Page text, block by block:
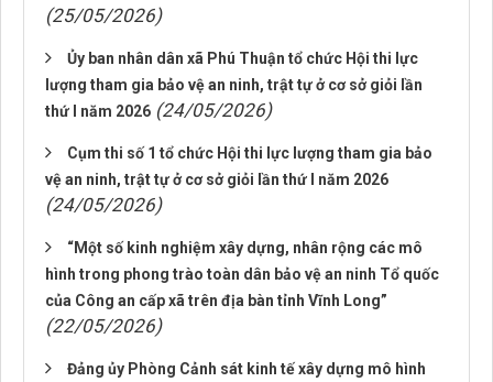
(25/05/2026)
Ủy ban nhân dân xã Phú Thuận tổ chức Hội thi lực
lượng tham gia bảo vệ an ninh, trật tự ở cơ sở giỏi lần
thứ I năm 2026 (24/05/2026)
Cụm thi số 1 tổ chức Hội thi lực lượng tham gia bảo
vệ an ninh, trật tự ở cơ sở giỏi lần thứ I năm 2026
(24/05/2026)
“Một số kinh nghiệm xây dựng, nhân rộng các mô
hình trong phong trào toàn dân bảo vệ an ninh Tổ quốc
của Công an cấp xã trên địa bàn tỉnh Vĩnh Long”
(22/05/2026)
Đảng ủy Phòng Cảnh sát kinh tế xây dựng mô hình